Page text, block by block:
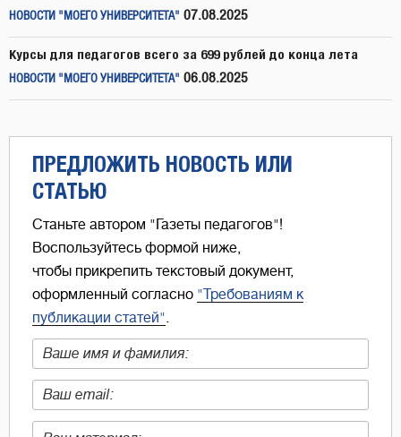
НОВОСТИ "МОЕГО УНИВЕРСИТЕТА" 07.08.2025
Курсы для педагогов всего за 699 рублей до конца лета
НОВОСТИ "МОЕГО УНИВЕРСИТЕТА" 06.08.2025
ПРЕДЛОЖИТЬ НОВОСТЬ ИЛИ
СТАТЬЮ
Станьте автором "Газеты педагогов"!
Воспользуйтесь формой ниже,
чтобы прикрепить текстовый документ,
оформленный согласно "Требованиям к
публикации статей"